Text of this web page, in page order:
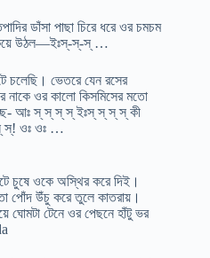
ডাঁসা পাছা চিরে ধরে ওর চমচম
উঠল—ইঃস্-স্-স্ …
চলেছি। ভেতরে যেন রসের
ওর কালো কিসমিসের মতো
আঃ স্ স্ স্ স্ ইঃস্ স্ স্ স্ কী
স্! ওঃ ওঃ …
চুষে ওকে অস্থির করে দিই।
পোঁদ উঁচু করে তুলে কাতরায়।
ঘোমটা টেনে ওর পেছনে হাঁটু ভর